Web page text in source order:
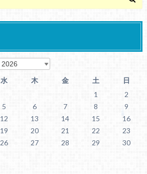
水 木 金 土 日
1
2
5 6 7 8
9
12 13 14 15
16
19 20 21 22
23
26 27 28 29
30